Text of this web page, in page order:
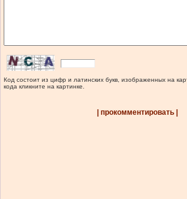
Код состоит из цифр и латинских букв, изображенных на
кода кликните на картинке.
| прокомментировать |